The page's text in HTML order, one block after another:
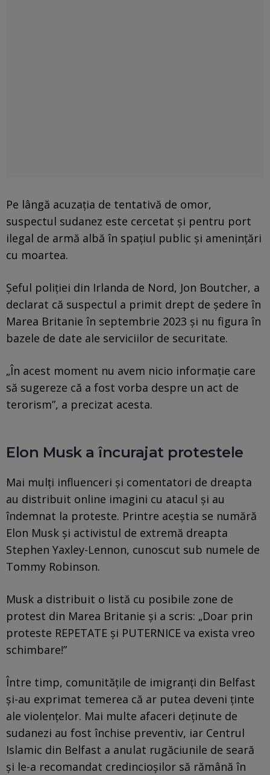
Pe lângă acuzația de tentativă de omor,
suspectul sudanez este cercetat și pentru port
ilegal de armă albă în spațiul public și amenințări
cu moartea.
Șeful poliției din Irlanda de Nord, Jon Boutcher, a
declarat că suspectul a primit drept de ședere în
Marea Britanie în septembrie 2023 și nu figura în
bazele de date ale serviciilor de securitate.
„În acest moment nu avem nicio informație care
să sugereze că a fost vorba despre un act de
terorism”, a precizat acesta.
Elon Musk a încurajat protestele
Mai mulți influenceri și comentatori de dreapta
au distribuit online imagini cu atacul și au
îndemnat la proteste. Printre aceștia se numără
Elon Musk și activistul de extremă dreapta
Stephen Yaxley-Lennon, cunoscut sub numele de
Tommy Robinson.
Musk a distribuit o listă cu posibile zone de
protest din Marea Britanie și a scris: „Doar prin
proteste REPETATE și PUTERNICE va exista vreo
schimbare!”
Între timp, comunitățile de imigranți din Belfast
și-au exprimat temerea că ar putea deveni ținte
ale violențelor. Mai multe afaceri deținute de
sudanezi au fost închise preventiv, iar Centrul
Islamic din Belfast a anulat rugăciunile de seară
și le-a recomandat credincioșilor să rămână în